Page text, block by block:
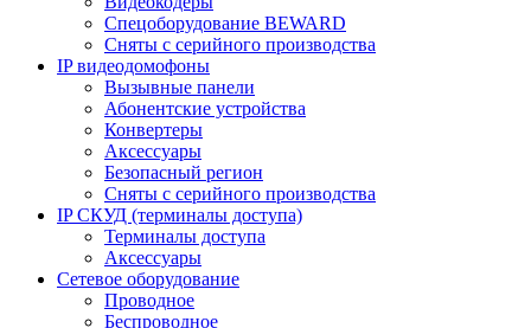
Спецоборудование BEWARD
Сняты с серийного производства
IP видеодомофоны
Вызывные панели
Абонентские устройства
Конвертеры
Аксессуары
Безопасный регион
Сняты с серийного производства
IP СКУД (терминалы доступа)
Терминалы доступа
Аксессуары
Сетевое оборудование
Проводное
Беспроводное